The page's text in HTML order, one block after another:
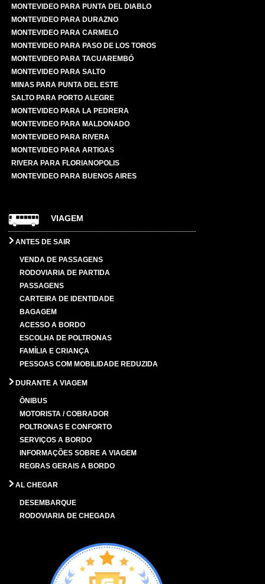
MONTEVIDEO PARA PUNTA DEL DIABLO
MONTEVIDEO PARA DURAZNO
MONTEVIDEO PARA CARMELO
MONTEVIDEO PARA PASO DE LOS TOROS
MONTEVIDEO PARA TACUAREMBÓ
MONTEVIDEO PARA SALTO
MINAS PARA PUNTA DEL ESTE
SALTO PARA PORTO ALEGRE
MONTEVIDEO PARA LA PEDRERA
MONTEVIDEO PARA MALDONADO
MONTEVIDEO PARA RIVERA
MONTEVIDEO PARA ARTIGAS
RIVERA PARA FLORIANOPOLIS
MONTEVIDEO PARA BUENOS AIRES
VIAGEM
ANTES DE SAIR
VENDA DE PASSAGENS
RODOVIARIA DE PARTIDA
PASSAGENS
CARTEIRA DE IDENTIDADE
BAGAGEM
ACESSO A BORDO
ESCOLHA DE POLTRONAS
FAMÍLIA E CRIANÇA
PESSOAS COM MOBILIDADE REDUZIDA
DURANTE A VIAGEM
ÔNIBUS
MOTORISTA / COBRADOR
POLTRONAS E CONFORTO
SERVIÇOS A BORDO
INFORMAÇÕES SOBRE A VIAGEM
REGRAS GERAIS A BORDO
AL CHEGAR
DESEMBARQUE
RODOVIARIA DE CHEGADA